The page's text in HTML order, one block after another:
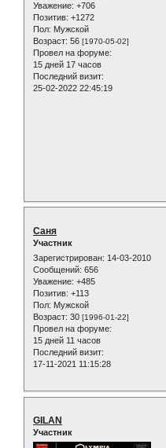
Уважение: +706
Позитив: +1272
Пол: Мужской
Возраст: 56 [1970-05-02]
Провел на форуме:
15 дней 17 часов
Последний визит:
25-02-2022 22:45:19
Саня
Участник
Зарегистрирован: 14-03-2010
Сообщений: 656
Уважение: +485
Позитив: +113
Пол: Мужской
Возраст: 30 [1996-01-22]
Провел на форуме:
15 дней 11 часов
Последний визит:
17-11-2021 11:15:28
GILAN
Участник